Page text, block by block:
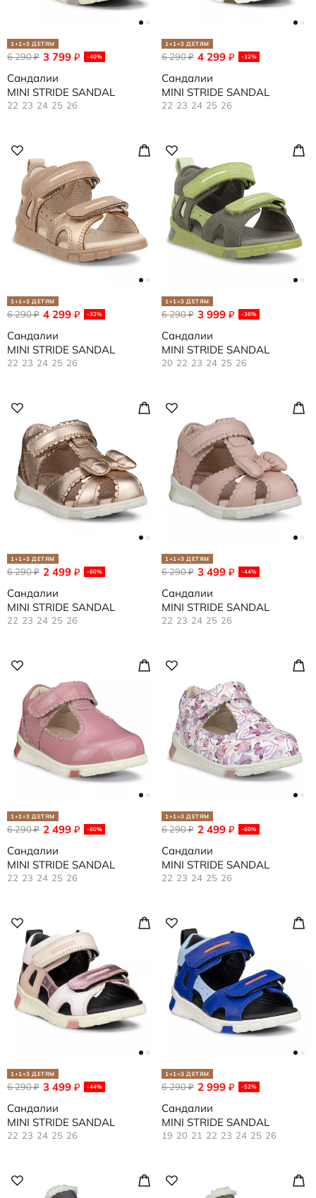
1+1=3 ДЕТЯМ
3 799 ₽ -40%
6 290₽
Сандалии
MINI STRIDE SANDAL
22 23 24 25 26
1+1=3 ДЕТЯМ
4 299 ₽ -32%
6 290₽
Сандалии
MINI STRIDE SANDAL
22 23 24 25 26
1+1=3 ДЕТЯМ
4 299 ₽ -32%
6 290₽
Сандалии
MINI STRIDE SANDAL
22 23 24 25 26
1+1=3 ДЕТЯМ
3 999 ₽ -36%
6 290₽
Сандалии
MINI STRIDE SANDAL
20 22 23 24 25 26
1+1=3 ДЕТЯМ
2 499 ₽ -60%
6 290₽
Сандалии
MINI STRIDE SANDAL
22 23 24 25 26
1+1=3 ДЕТЯМ
3 499 ₽ -44%
6 290₽
Сандалии
MINI STRIDE SANDAL
22 23 24 25 26
1+1=3 ДЕТЯМ
2 499 ₽ -60%
6 290₽
Сандалии
MINI STRIDE SANDAL
22 23 24 25 26
1+1=3 ДЕТЯМ
2 499 ₽ -60%
6 290₽
Сандалии
MINI STRIDE SANDAL
22 23 24 25 26
1+1=3 ДЕТЯМ
3 499 ₽ -44%
6 290₽
Сандалии
MINI STRIDE SANDAL
22 23 24 25 26
1+1=3 ДЕТЯМ
2 999 ₽ -52%
6 290₽
Сандалии
MINI STRIDE SANDAL
19 20 21 22 23 24 25 26